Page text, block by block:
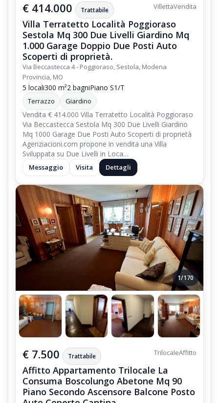
€ 414.000 Trattabile VillettaVendita
Villa Terratetto Località Poggioraso
Sestola Mq 300 Due Livelli Giardino Mq
1.000 Garage Doppio Due Posti Auto
Scoperti di proprietà.
Via Beccastecca 4 - Poggioraso, Sestola, Modena
Provincia, MO
5 locali300 m²2 bagniPiano S1/T
Terrazzo Giardino
Vendita € 414.000 Villa Terratetto Località Poggioraso
Via Beccastecca Sestola Mq 300 Due Livelli Giardino
Mq 1000 Garage Due Posti Auto Scoperti di proprietà
Agenziacioni.com propone in vendita una Villa
Sviluppata su Due Livelli in Loca…
Messaggio Visita Dettagli
1/170
€ 7.500 Trattabile TrilocaleAffitto
Affitto Appartamento Trilocale La
Consuma Boscolungo Abetone Mq 90
Piano Secondo Ascensore Balcone Posto